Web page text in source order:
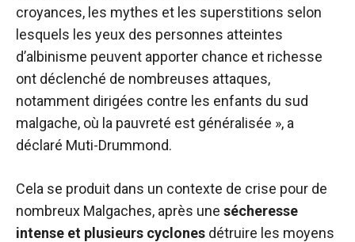
croyances, les mythes et les superstitions selon
lesquels les yeux des personnes atteintes
d’albinisme peuvent apporter chance et richesse
ont déclenché de nombreuses attaques,
notamment dirigées contre les enfants du sud
malgache, où la pauvreté est généralisée », a
déclaré Muti-Drummond.
Cela se produit dans un contexte de crise pour de
nombreux Malgaches, après une sécheresse
intense et plusieurs cyclones détruire les moyens